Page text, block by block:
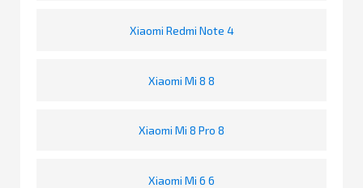
Xiaomi Redmi Note 4
Xiaomi Mi 8 8
Xiaomi Mi 8 Pro 8
Xiaomi Mi 6 6